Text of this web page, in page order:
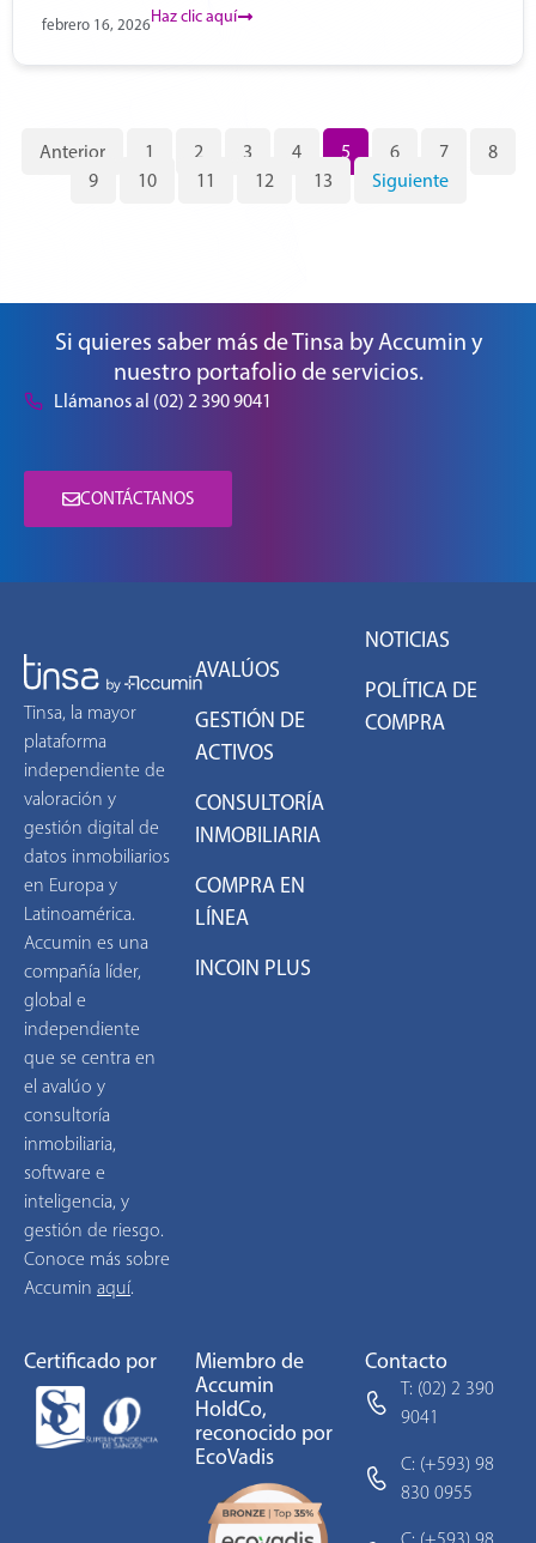
febrero 16, 2026Haz clic aquí
Anterior 1 2 3 4 5 6 7
8
9
10 11 12 13 Siguiente
Si quieres saber más de Tinsa by Accumin y
nuestro portafolio de servicios.
Llámanos al (02) 2 390 9041
CONTÁCTANOS
Tinsa, la mayor
plataforma
independiente de
valoración y
gestión digital de
datos inmobiliarios
en Europa y
Latinoamérica.
Accumin es una
compañía líder,
global e
independiente
que se centra en
el avalúo y
consultoría
inmobiliaria,
software e
inteligencia, y
gestión de riesgo.
Conoce más sobre
Accumin aquí.
AVALÚOS
GESTIÓN DE
ACTIVOS
CONSULTORÍA
INMOBILIARIA
COMPRA EN
LÍNEA
INCOIN PLUS
NOTICIAS
POLÍTICA DE
COMPRA
Certificado por
Miembro de
Accumin
HoldCo,
reconocido por
EcoVadis
Contacto
T: (02) 2 390
9041
C: (+593) 98
830 0955